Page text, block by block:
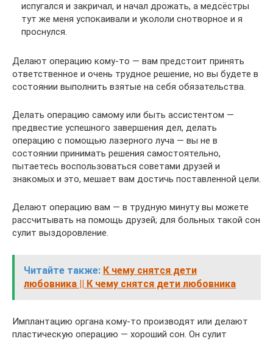
испугался и закричал, и начал дрожать, а медсёстры
тут же меня успокаивали и укололи снотворное и я
проснулся.
Делают операцию кому-то — вам предстоит принять
ответственное и очень трудное решение, но вы будете в
состоянии выполнить взятые на себя обязательства.
Делать операцию самому или быть ассистентом —
предвестие успешного завершения дел, делать
операцию с помощью лазерного луча — вы не в
состоянии принимать решения самостоятельно,
пытаетесь воспользоваться советами друзей и
знакомых и это, мешает вам достичь поставленной цели.
Делают операцию вам — в трудную минуту вы можете
рассчитывать на помощь друзей; для больных такой сон
сулит выздоровление.
Читайте также: К чему снятся дети
любовника || К чему снятся дети любовника
Имплантацию органа кому-то производят или делают
пластическую операцию — хороший сон. Он сулит